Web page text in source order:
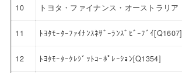
10 トヨタ・ファイナンス・オーストラリア
11 ﾄﾖﾀﾓｰﾀｰﾌｧｲﾅﾝｽﾈｻﾞｰﾗﾝｽﾞﾋﾞｰﾌﾞｲ[Q1607]
12 ﾄﾖﾀﾓｰﾀｰｸﾚｼﾞｯﾄｺｰﾎﾟﾚｰｼｮﾝ[Q1354]